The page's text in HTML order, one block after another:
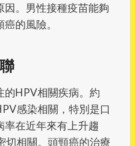
因。男性接種疫苗能夠
的風險。
的HPV相關疾病。約
感染相關，特別是口
率在近年來有上升趨
切相關。頭頸癌的治療